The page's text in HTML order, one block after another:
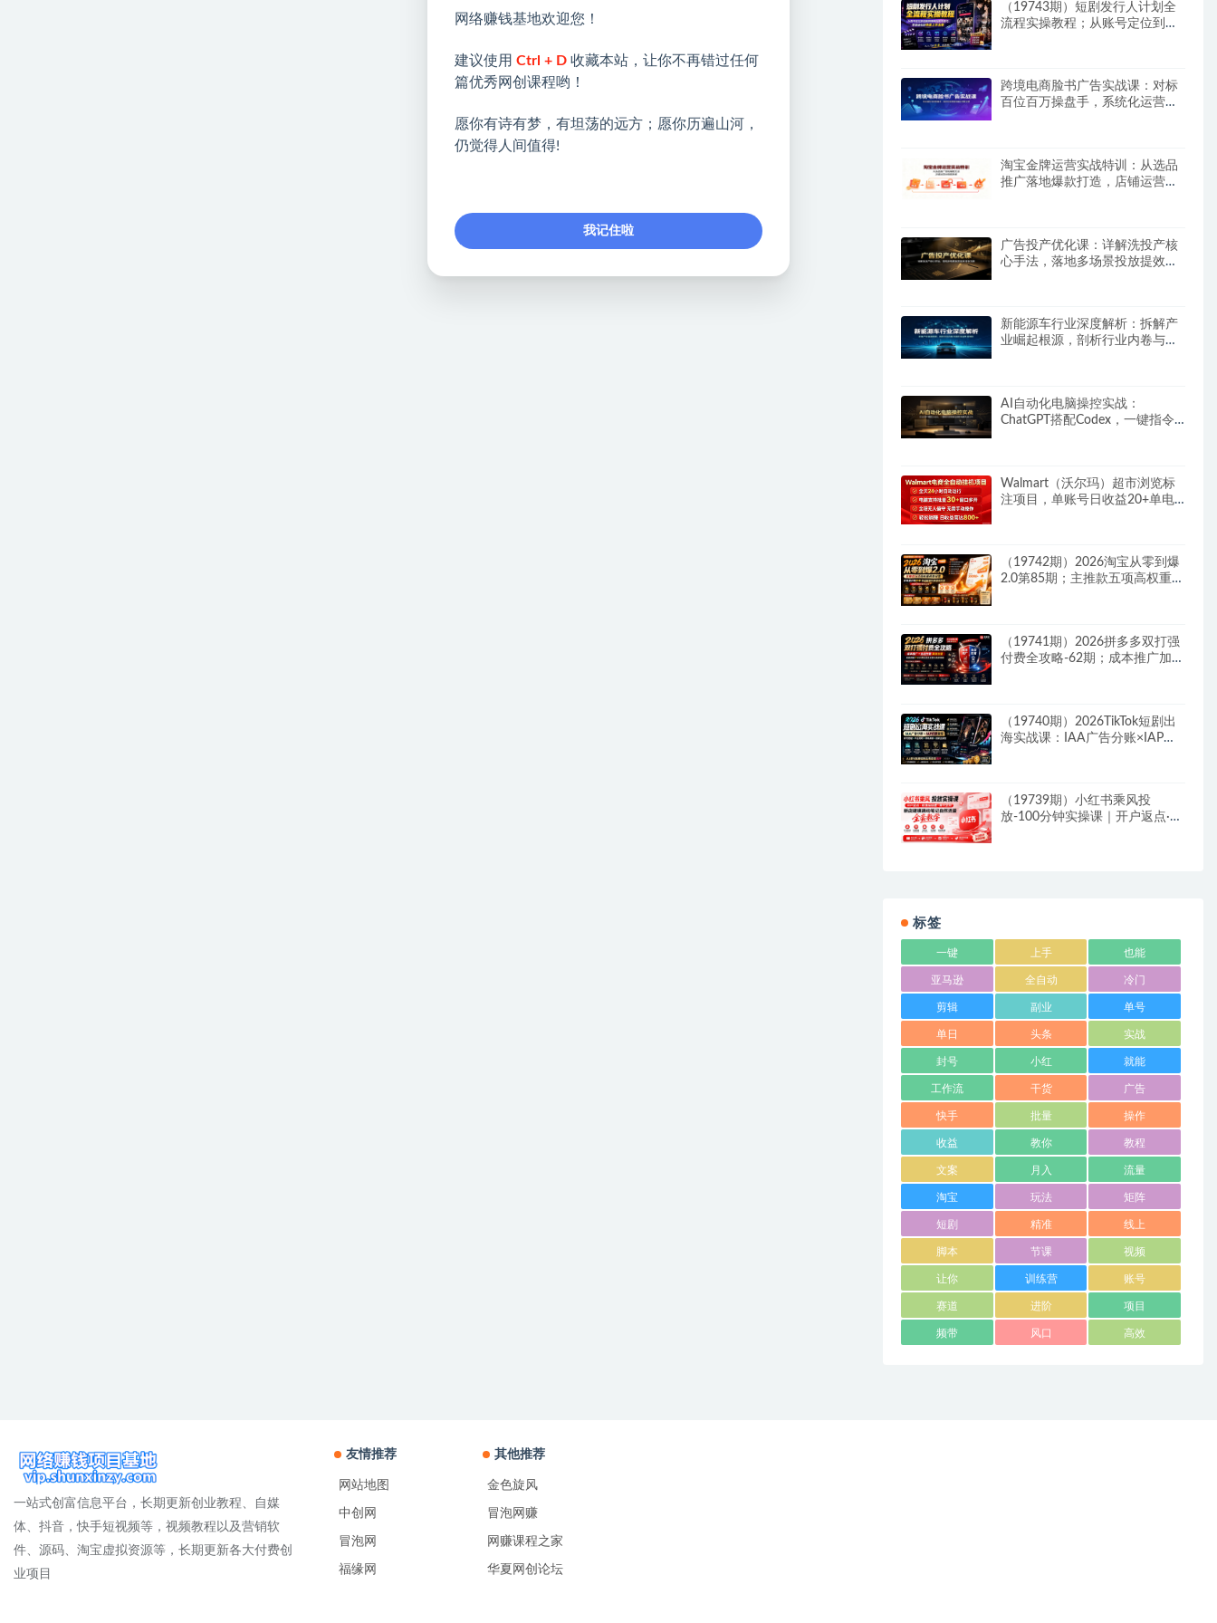
（19743期）短剧发行人计划全
流程实操教程；从账号定位到选
跨境电商脸书广告实战课：对标
百位百万操盘手，系统化运营告
淘宝金牌运营实战特训：从选品
推广落地爆款打造，店铺运营全
广告投产优化课：详解洗投产核
心手法，落地多场景投放提效增
新能源车行业深度解析：拆解产
业崛起根源，剖析行业内卷与海
AI自动化电脑操控实战：
ChatGPT搭配Codex，一键指令
Walmart（沃尔玛）超市浏览标
注项目，单账号日收益20+单电
（19742期）2026淘宝从零到爆
2.0第85期；主推款五项高权重初
（19741期）2026拼多多双打强
付费全攻略-62期；成本推广加托
（19740期）2026TikTok短剧出
海实战课：IAA广告分账×IAP付
（19739期）小红书乘风投
放-100分钟实操课｜开户返点·标
标签
一键 上手 也能
亚马逊 全自动 冷门
剪辑 副业 单号
单日 头条 实战
封号 小红 就能
工作流 干货 广告
快手 批量 操作
收益 教你 教程
文案 月入 流量
淘宝 玩法 矩阵
短剧 精准 线上
脚本 节课 视频
让你 训练营 账号
赛道 进阶 项目
频带 风口 高效
一站式创富信息平台，长期更新创业教程、自媒
体、抖音，快手短视频等，视频教程以及营销软
件、源码、淘宝虚拟资源等，长期更新各大付费创
业项目
友情推荐
网站地图
中创网
冒泡网
福缘网
其他推荐
金色旋风
冒泡网赚
网赚课程之家
华夏网创论坛
网络赚钱基地欢迎您！
建议使用 Ctrl + D 收藏本站，让你不再错过任何
篇优秀网创课程哟！
愿你有诗有梦，有坦荡的远方；愿你历遍山河，
仍觉得人间值得!
我记住啦